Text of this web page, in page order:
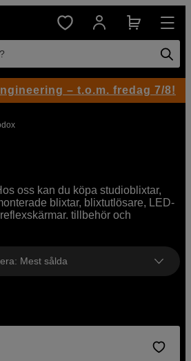
oss kan du köpa studioblixtar,
blixtar, blixtutlösare, LED-
tillbehör och
och paraplyer från Godox både
om du fotar i studio eller på
: Mest sålda
– t.o.m. fredag 7/8!